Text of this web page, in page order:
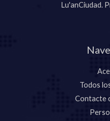
Lu'anCiudad.
Todos
Contacte